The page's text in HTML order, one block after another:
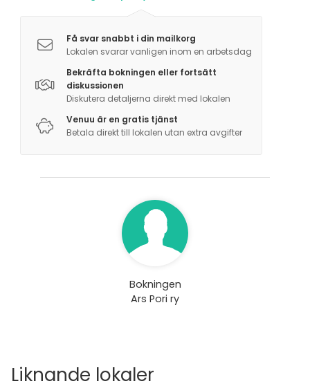
Få svar snabbt i din mailkorg
Lokalen svarar vanligen inom en arbetsdag
Bekräfta bokningen eller fortsätt
diskussionen
Diskutera detaljerna direkt med lokalen
Venuu är en gratis tjänst
Betala direkt till lokalen utan extra avgifter
Bokningen
Ars Pori ry
Liknande lokaler